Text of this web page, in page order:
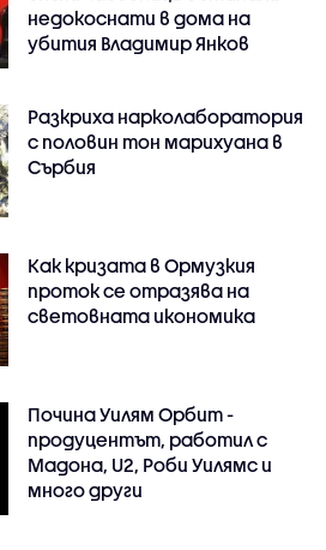
недокоснати в дома на
убития Владимир Янков
Разкриха нарколаборатория
с половин тон марихуана в
Сърбия
Как кризата в Ормузкия
проток се отразява на
световната икономика
Почина Уилям Орбит -
продуцентът, работил с
Мадона, U2, Роби Уилямс и
много други